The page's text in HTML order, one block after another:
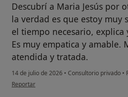
Descubrí a Maria Jesús por
la verdad es que estoy muy
el tiempo necesario, explica
Es muy empatica y amable.
atendida y tratada.
14 de julio de 2026 • Consultorio privado •
en opinión del usuario Eva Serrano
Reportar